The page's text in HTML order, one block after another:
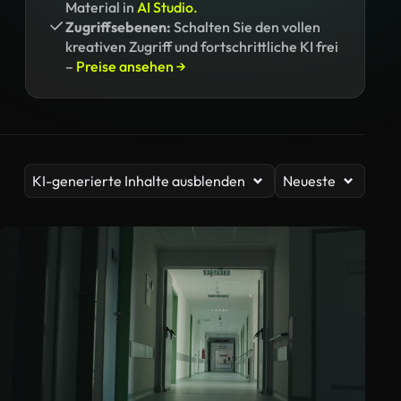
Material in AI Studio.
Zugriffsebenen: Schalten Sie den vollen
kreativen Zugriff und fortschrittliche KI frei
– Preise ansehen →
KI-generierte Inhalte ausblenden Neueste